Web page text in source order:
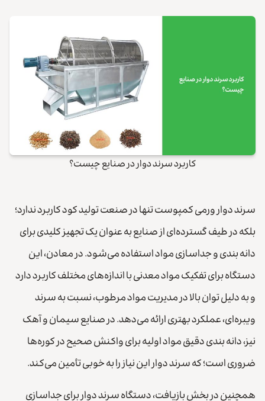
کاربرد سرند دوار در صنایع چیست؟
سرند دوار ورمی کمپوست تنها در صنعت تولید کود کاربرد ندارد؛
بلکه در طیف گسترده‌ای از صنایع به عنوان یک تجهیز کلیدی برای
دانه بندی و جداسازی مواد استفاده می‌شود. در معادن، این
دستگاه برای تفکیک مواد معدنی با اندازه‌های مختلف کاربرد دارد
و به دلیل توان بالا در مدیریت مواد مرطوب، نسبت به سرند
ویبره‌ای، عملکرد بهتری ارائه می‌دهد. در صنایع سیمان و آهک
نیز، دانه بندی دقیق مواد اولیه برای واکنش صحیح در کوره‌ها
ضروری است؛ که سرند دوار این نیاز را به خوبی تأمین می‌کند.
همچنین در بخش بازیافت، دستگاه سرند دوار برای جداسازی